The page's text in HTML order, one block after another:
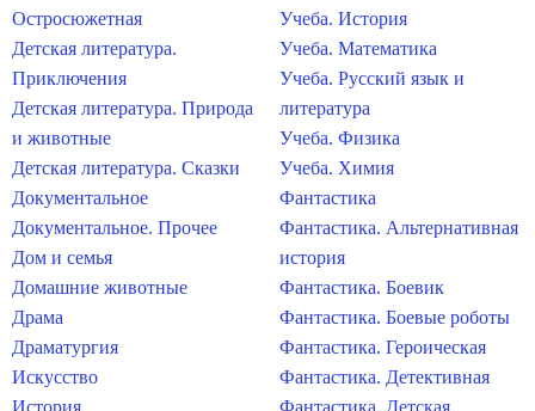
Остросюжетная
Детская литература.
Приключения
Детская литература. Природа
и животные
Детская литература. Сказки
Документальное
Документальное. Прочее
Дом и семья
Домашние животные
Драма
Драматургия
Искусство
История
Учеба. История
Учеба. Математика
Учеба. Русский язык и
литература
Учеба. Физика
Учеба. Химия
Фантастика
Фантастика. Альтернативная
история
Фантастика. Боевик
Фантастика. Боевые роботы
Фантастика. Героическая
Фантастика. Детективная
Фантастика. Детская